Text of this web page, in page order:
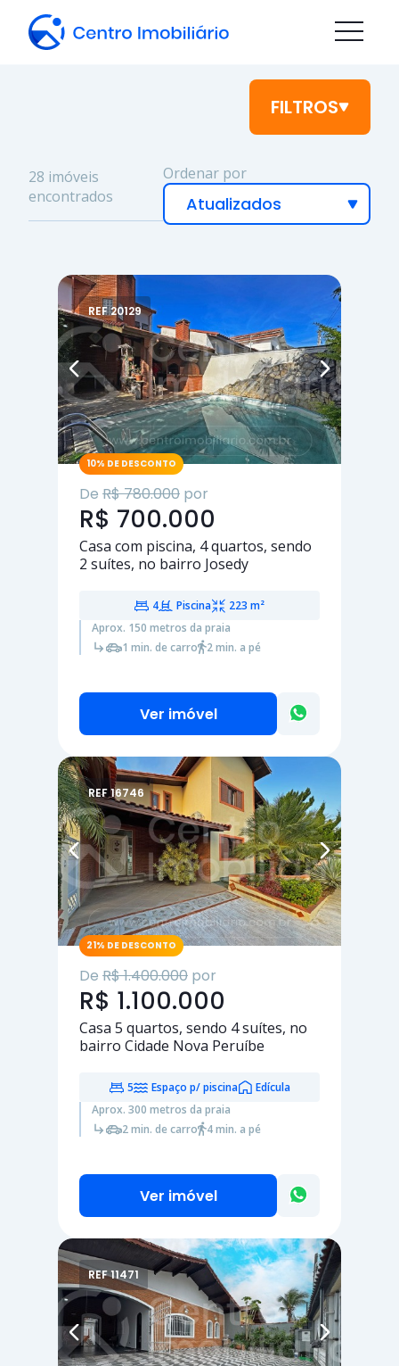
FILTROS
28 imóveis
encontrados
Ordenar por
REF 20129
10% DE DESCONTO
De R$ 780.000 por
R$ 700.000
Casa com piscina, 4 quartos, sendo
2 suítes, no bairro Josedy
4 Piscina
223 m²
Aprox. 150 metros da praia
1 min. de carro
2 min. a pé
Ver imóvel
REF 16746
21% DE DESCONTO
De R$ 1.400.000 por
R$ 1.100.000
Casa 5 quartos, sendo 4 suítes, no
bairro Cidade Nova Peruíbe
5 Espaço p/ piscina
Edícula
Aprox. 300 metros da praia
2 min. de carro
4 min. a pé
Ver imóvel
REF 11471